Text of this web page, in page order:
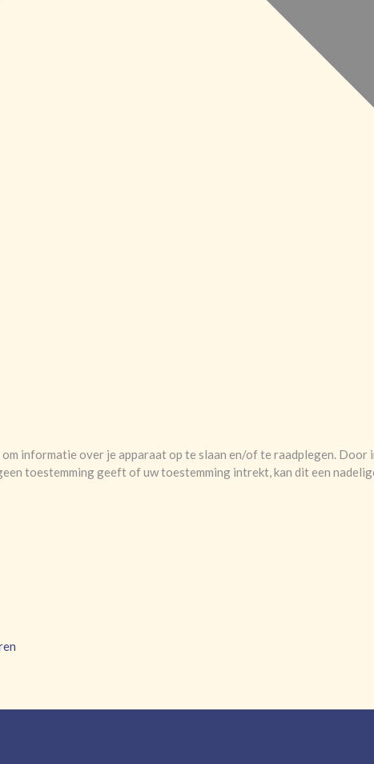
informatie over je apparaat op te slaan en/of te raadplegen. Door
toestemming geeft of uw toestemming intrekt, kan dit een